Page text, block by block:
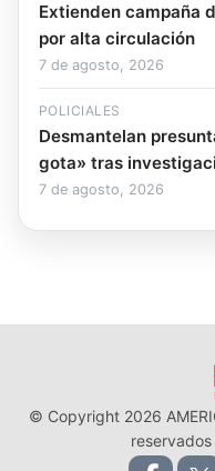
Extienden campaña
por alta circulación
7 de agosto, 2026
POLICIALES
Desmantelan
gota» tras
7 de agosto, 2026
© Copyright 2026